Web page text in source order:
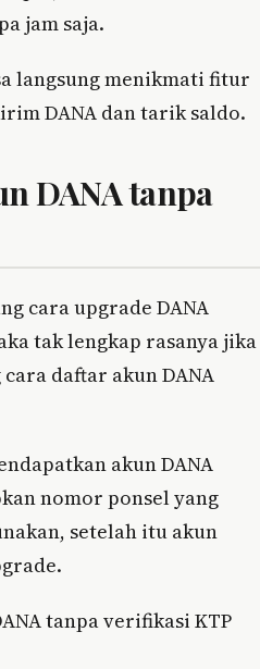
jam saja.
langsung menikmati fitur
DANA dan tarik saldo.
DANA tanpa
cara upgrade DANA
tak lengkap rasanya jika
daftar akun DANA
akun DANA
nomor ponsel yang
setelah itu akun
tanpa verifikasi KTP